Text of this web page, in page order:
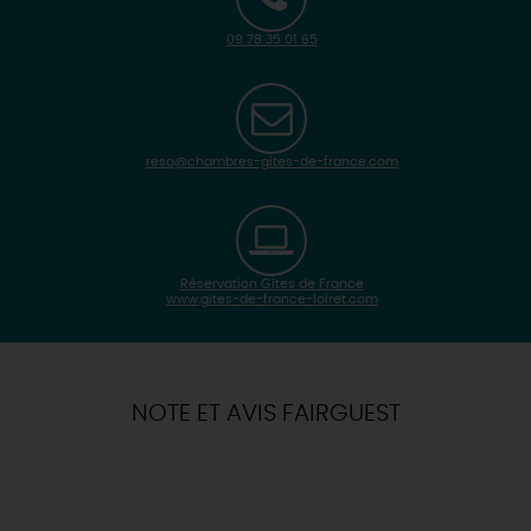
09 78 35 01 65
resa@chambres-gites-de-france.com
Réservation Gîtes de France
www.gites-de-france-loiret.com
NOTE ET AVIS FAIRGUEST